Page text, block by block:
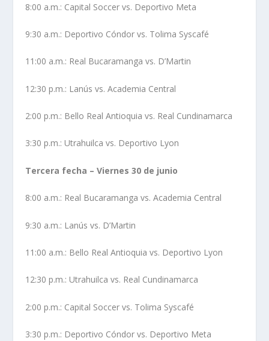
8:00 a.m.: Capital Soccer vs. Deportivo Meta
9:30 a.m.: Deportivo Cóndor vs. Tolima Syscafé
11:00 a.m.: Real Bucaramanga vs. D’Martin
12:30 p.m.: Lanús vs. Academia Central
2:00 p.m.: Bello Real Antioquia vs. Real Cundinamarca
3:30 p.m.: Utrahuilca vs. Deportivo Lyon
Tercera fecha – Viernes 30 de junio
8:00 a.m.: Real Bucaramanga vs. Academia Central
9:30 a.m.: Lanús vs. D’Martin
11:00 a.m.: Bello Real Antioquia vs. Deportivo Lyon
12:30 p.m.: Utrahuilca vs. Real Cundinamarca
2:00 p.m.: Capital Soccer vs. Tolima Syscafé
3:30 p.m.: Deportivo Cóndor vs. Deportivo Meta